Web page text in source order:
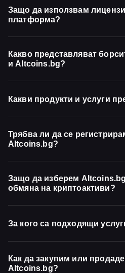
Защо да използвам
платформа?
Какво представляват
и Altcoins.bg?
Какви продукти и услуги
Трябва ли да се
Altcoins.bg?
Защо да изберем
обмяна на криптоактиви?
За кого са подходящи
Как да закупим или
Altcoins.bg?